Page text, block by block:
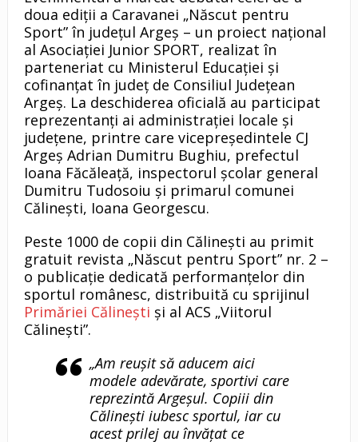
doua ediții a Caravanei „Născut pentru
Sport” în județul Argeș – un proiect național
al Asociației Junior SPORT, realizat în
parteneriat cu Ministerul Educației și
cofinanțat în județ de Consiliul Județean
Argeș. La deschiderea oficială au participat
reprezentanți ai administrației locale și
județene, printre care vicepreședintele CJ
Argeș Adrian Dumitru Bughiu, prefectul
Ioana Făcăleață, inspectorul școlar general
Dumitru Tudosoiu și primarul comunei
Călinești, Ioana Georgescu.
Peste 1000 de copii din Călinești au primit
gratuit revista „Născut pentru Sport” nr. 2 –
o publicație dedicată performanțelor din
sportul românesc, distribuită cu sprijinul
Primăriei Călinești și al ACS „Viitorul
Călinești”.
„Am reușit să aducem aici
modele adevărate, sportivi care
reprezintă Argeșul. Copiii din
Călinești iubesc sportul, iar cu
acest prilej au învățat ce